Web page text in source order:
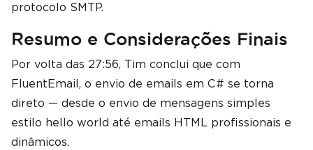
protocolo SMTP.
Resumo e Considerações Finais
Por volta das 27:56, Tim conclui que com
FluentEmail, o envio de emails em C# se torna
direto — desde o envio de mensagens simples
estilo hello world até emails HTML profissionais e
dinâmicos.